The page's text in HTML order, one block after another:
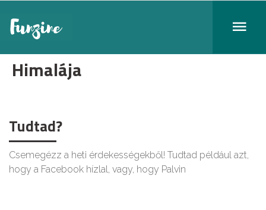
Himalája
Tudtad?
Csemegézz a heti érdekességekből! Tudtad például azt,
hogy a Facebook hízlal, vagy, hogy Palvin